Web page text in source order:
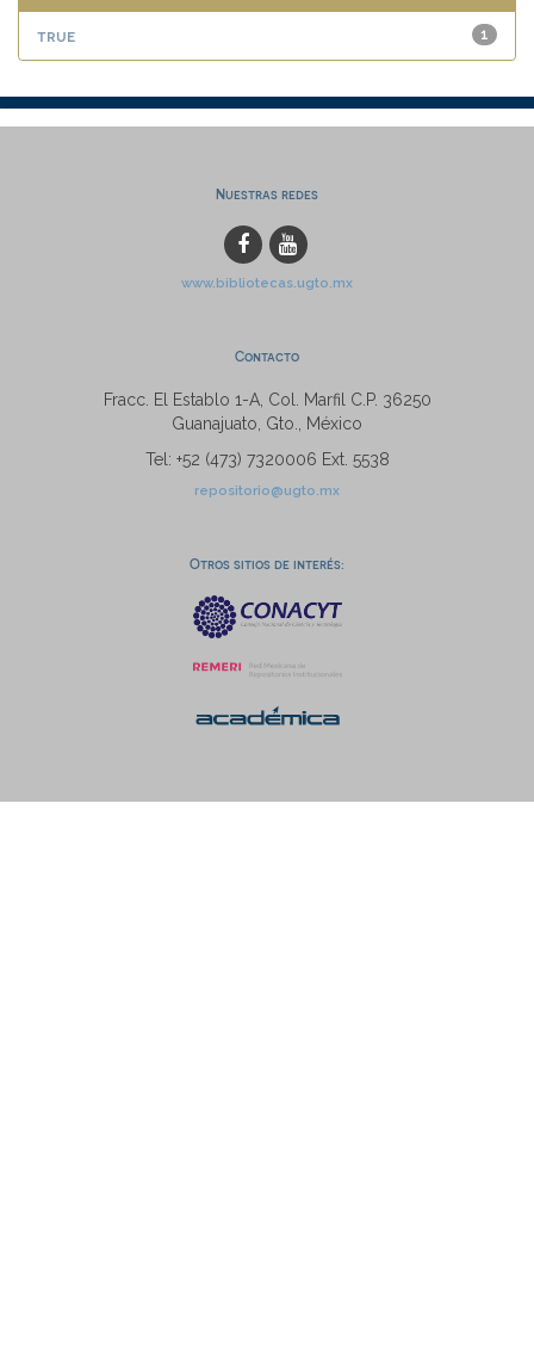
1
true
Nuestras redes
www.bibliotecas.ugto.mx
Contacto
Fracc. El Establo 1-A, Col. Marfil C.P. 36250
Guanajuato, Gto., México
Tel: +52 (473) 7320006 Ext. 5538
repositorio@ugto.mx
Otros sitios de interés: